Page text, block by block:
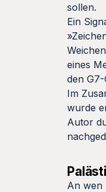
sollen.
Ein
eines
den
Im
wurde
Autor
An wen